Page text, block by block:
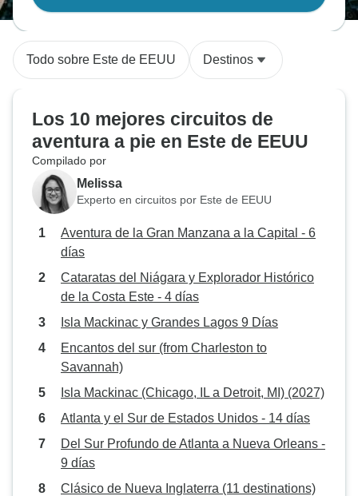
Todo sobre Este de EEUU Destinos
Los 10 mejores circuitos de
aventura a pie en Este de EEUU
Compilado por
Melissa
Experto en circuitos por Este de EEUU
Aventura de la Gran Manzana a la Capital - 6
días
Cataratas del Niágara y Explorador Histórico
de la Costa Este - 4 días
Isla Mackinac y Grandes Lagos 9 Días
Encantos del sur (from Charleston to
Savannah)
Isla Mackinac (Chicago, IL a Detroit, MI) (2027)
Atlanta y el Sur de Estados Unidos - 14 días
Del Sur Profundo de Atlanta a Nueva Orleans -
9 días
Clásico de Nueva Inglaterra (11 destinations)